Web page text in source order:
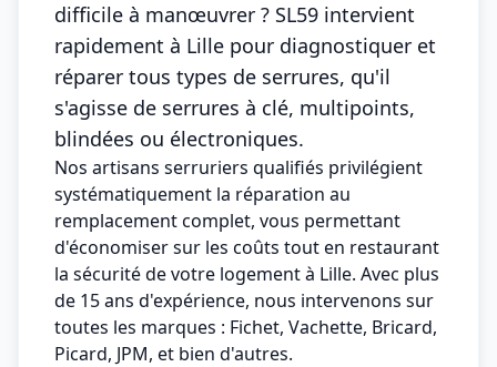
difficile à manœuvrer ? SL59 intervient
rapidement à Lille pour diagnostiquer et
réparer tous types de serrures, qu'il
s'agisse de serrures à clé, multipoints,
blindées ou électroniques.
Nos artisans serruriers qualifiés privilégient
systématiquement la réparation au
remplacement complet, vous permettant
d'économiser sur les coûts tout en restaurant
la sécurité de votre logement à Lille. Avec plus
de 15 ans d'expérience, nous intervenons sur
toutes les marques : Fichet, Vachette, Bricard,
Picard, JPM, et bien d'autres.